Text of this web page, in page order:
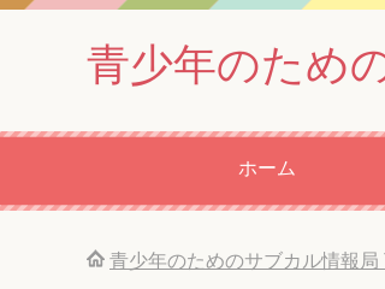
青少年のため
ホーム
青少年のためのサブカル情報局